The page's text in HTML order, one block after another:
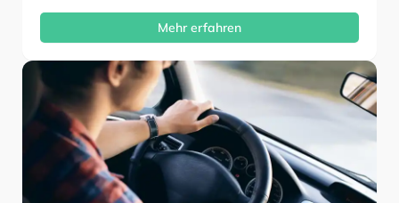
Mehr erfahren